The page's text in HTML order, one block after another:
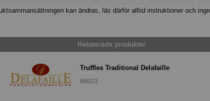
kan ändras, läs därför alltid instruktioner och
Relaterade produkter
Truffles Traditional Delafaille
96023